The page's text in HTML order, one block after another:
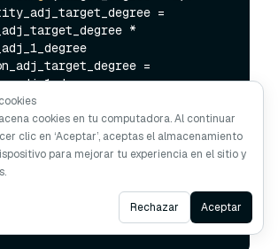
*
=
range
*
=
@
Ask AI
cookies en tu computadora. Al continuar
clic en ‘Aceptar’, aceptas el almacenamiento
para mejorar tu experiencia en el sitio y
Rechazar Aceptar